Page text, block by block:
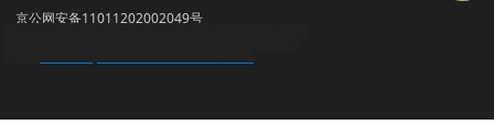
京公网安备11011202002049号